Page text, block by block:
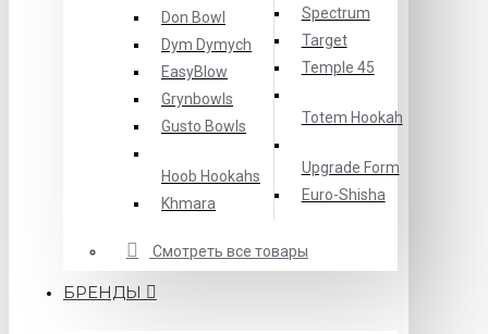
Don Bowl
Dym Dymych
EasyBlow
Grynbowls
Gusto Bowls
Hoob Hookahs
Khmara
Spectrum
Target
Temple 45
Totem Hookah
Upgrade Form
Еuro-Shisha
Смотреть все товары
БРЕНДЫ